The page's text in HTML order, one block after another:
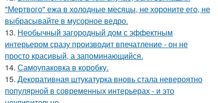
"Мертвого" ежа в холодные месяцы, не хороните его, не
выбрасывайте в мусорное ведро.
13. Необычный загородный дом с эффектным
интерьером сразу производит впечатление - он не
просто красивый, а запоминающийся.
14. Самоупаковка в коробку.
15. Декоративная штукатурка вновь стала невероятно
популярной в современных интерьерах - и это